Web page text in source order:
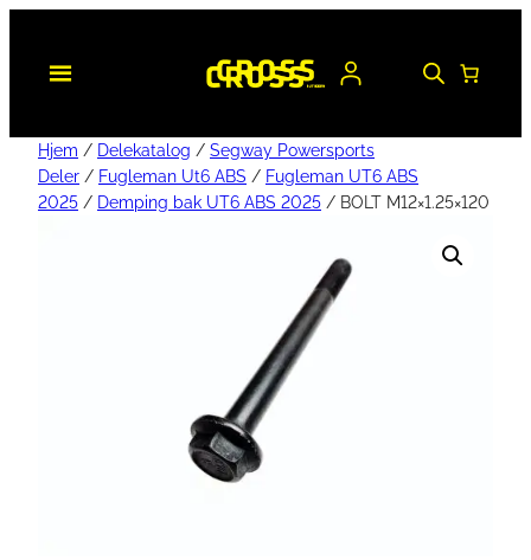
Hjem / Delekatalog / Segway Powersports
Deler / Fugleman Ut6 ABS / Fugleman UT6 ABS
2025 / Demping bak UT6 ABS 2025 / BOLT M12×1.25×120